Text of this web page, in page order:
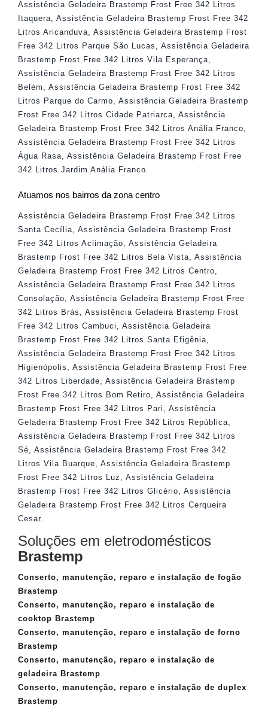
Assistência Geladeira Brastemp Frost Free 342 Litros
Itaquera, Assistência Geladeira Brastemp Frost Free 342
Litros Aricanduva, Assistência Geladeira Brastemp Frost
Free 342 Litros Parque São Lucas , Assistência Geladeira
Brastemp Frost Free 342 Litros Vila Esperança,
Assistência Geladeira Brastemp Frost Free 342 Litros
Belém , Assistência Geladeira Brastemp Frost Free 342
Litros Parque do Carmo, Assistência Geladeira Brastemp
Frost Free 342 Litros Cidade Patriarca, Assistência
Geladeira Brastemp Frost Free 342 Litros Anália Franco,
Assistência Geladeira Brastemp Frost Free 342 Litros
Água Rasa, Assistência Geladeira Brastemp Frost Free
342 Litros Jardim Anália Franco.
Atuamos nos bairros da zona centro
Assistência Geladeira Brastemp Frost Free 342 Litros
Santa Cecília
Assistência Geladeira Brastemp Frost
Free 342 Litros Aclimação
Assistência Geladeira
Brastemp Frost Free 342 Litros Bela Vista
Assistência
Geladeira Brastemp Frost Free 342 Litros Centro
Assistência Geladeira Brastemp Frost Free 342 Litros
Consolação
Assistência Geladeira Brastemp Frost Free
342 Litros Brás
Assistência Geladeira Brastemp Frost
Free 342 Litros Cambuci
Assistência Geladeira
Brastemp Frost Free 342 Litros Santa Efigênia
Assistência Geladeira Brastemp Frost Free 342 Litros
Higienópolis
Assistência Geladeira Brastemp Frost Free
342 Litros Liberdade
Assistência Geladeira Brastemp
Frost Free 342 Litros Bom Retiro
Assistência Geladeira
Brastemp Frost Free 342 Litros Pari
Assistência
Geladeira Brastemp Frost Free 342 Litros República
Assistência Geladeira Brastemp Frost Free 342 Litros
Sé
Assistência Geladeira Brastemp Frost Free 342
Litros Vila Buarque
Assistência Geladeira Brastemp
Frost Free 342 Litros Luz
Assistência Geladeira
Brastemp Frost Free 342 Litros Glicério
Assistência
Geladeira Brastemp Frost Free 342 Litros Cerqueira
Cesar.
Soluções em eletrodomésticos
Brastemp
Conserto, manutenção, reparo e instalação de fogão
Brastemp
Conserto, manutenção, reparo e instalação de
cooktop Brastemp
Conserto, manutenção, reparo e instalação de forno
Brastemp
Conserto, manutenção, reparo e instalação de
geladeira Brastemp
Conserto, manutenção, reparo e instalação de duplex
Brastemp